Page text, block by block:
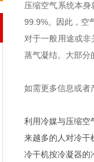
压缩空气系统本
99.9%。因此，空
对于一般用途或
蒸气凝结。大部分
如需更多信息或者
利用冷媒与压缩空
来越多的人对冷干
冷干机按冷凝器的